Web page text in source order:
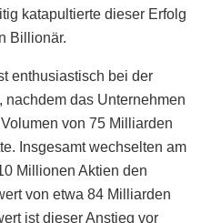
katapultierte dieser Erfolg
Billionär.
enthusiastisch bei der
das Unternehmen
von 75 Milliarden
Insgesamt wechselten am
Millionen Aktien den
von etwa 84 Milliarden
ist dieser Anstieg vor